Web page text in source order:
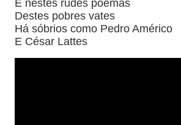
E nestes rudes poemas
Destes pobres vates
Há sóbrios como Pedro Américo
E César Lattes